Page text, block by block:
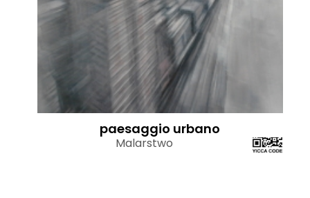
paesaggio urbano
Malarstwo